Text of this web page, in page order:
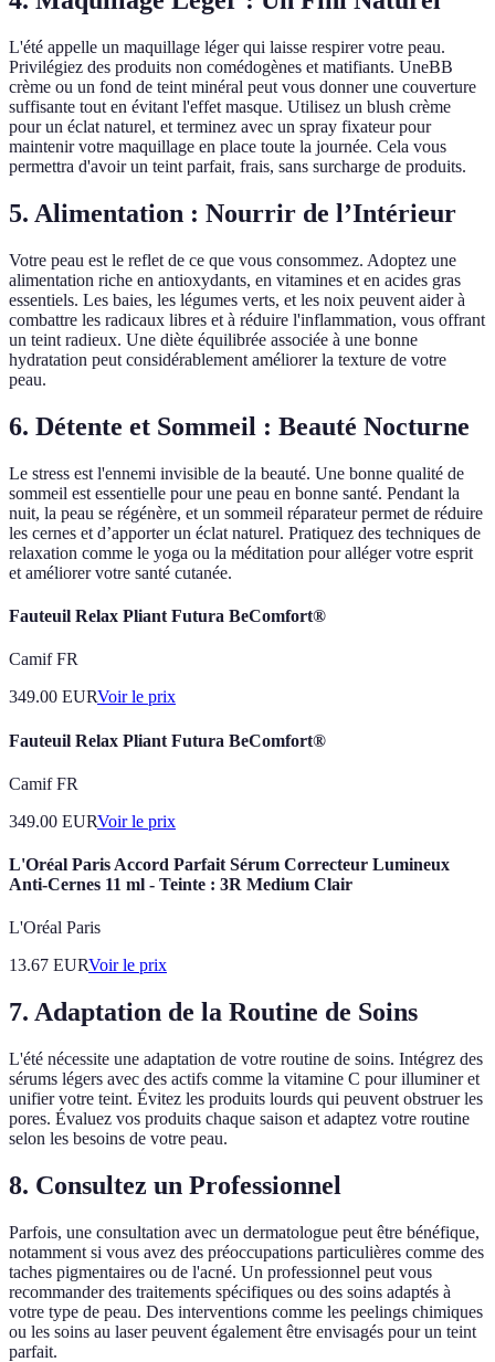
L'été appelle un maquillage léger qui laisse respirer votre peau.
Privilégiez des produits non comédogènes et matifiants. UneBB
crème ou un fond de teint minéral peut vous donner une couverture
suffisante tout en évitant l'effet masque. Utilisez un blush crème
pour un éclat naturel, et terminez avec un spray fixateur pour
maintenir votre maquillage en place toute la journée. Cela vous
permettra d'avoir un teint parfait, frais, sans surcharge de produits.
5. Alimentation : Nourrir de l’Intérieur
Votre peau est le reflet de ce que vous consommez. Adoptez une
alimentation riche en antioxydants, en vitamines et en acides gras
essentiels. Les baies, les légumes verts, et les noix peuvent aider à
combattre les radicaux libres et à réduire l'inflammation, vous offrant
un teint radieux. Une diète équilibrée associée à une bonne
hydratation peut considérablement améliorer la texture de votre
peau.
6. Détente et Sommeil : Beauté Nocturne
Le stress est l'ennemi invisible de la beauté. Une bonne qualité de
sommeil est essentielle pour une peau en bonne santé. Pendant la
nuit, la peau se régénère, et un sommeil réparateur permet de réduire
les cernes et d’apporter un éclat naturel. Pratiquez des techniques de
relaxation comme le yoga ou la méditation pour alléger votre esprit
et améliorer votre santé cutanée.
Fauteuil Relax Pliant Futura BeComfort®
Camif FR
349.00 EURVoir le prix
Fauteuil Relax Pliant Futura BeComfort®
Camif FR
349.00 EURVoir le prix
L'Oréal Paris Accord Parfait Sérum Correcteur Lumineux
Anti-Cernes 11 ml - Teinte : 3R Medium Clair
L'Oréal Paris
13.67 EURVoir le prix
7. Adaptation de la Routine de Soins
L'été nécessite une adaptation de votre routine de soins. Intégrez des
sérums légers avec des actifs comme la vitamine C pour illuminer et
unifier votre teint. Évitez les produits lourds qui peuvent obstruer les
pores. Évaluez vos produits chaque saison et adaptez votre routine
selon les besoins de votre peau.
8. Consultez un Professionnel
Parfois, une consultation avec un dermatologue peut être bénéfique,
notamment si vous avez des préoccupations particulières comme des
taches pigmentaires ou de l'acné. Un professionnel peut vous
recommander des traitements spécifiques ou des soins adaptés à
votre type de peau. Des interventions comme les peelings chimiques
ou les soins au laser peuvent également être envisagés pour un teint
parfait.